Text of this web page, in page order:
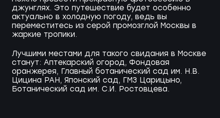
джунглях. Это путешествие будет особенно
актуально в холодную погоду, ведь вы
переместитесь из серой промозглой Москвы в
жаркие тропики.
Лучшими местами для такого свидания в Москве
станут: Аптекарский огород, Фондовая
оранжерея, Главный ботанический сад им. Н.В.
Цицина РАН, Японский сад, ГМЗ Царицыно,
Ботанический сад им. С.И. Ростовцева.